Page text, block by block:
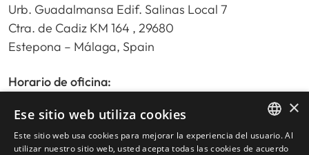
Urb. Guadalmansa Edif. Salinas Local 7
Ctra. de Cadiz KM 164 , 29680
Estepona – Málaga, Spain
Horario de oficina:
Sábados y festivos de 10:00am a 14:00pm
ENGLISH
×
Ese sitio web utiliza cookies
Este sitio web usa cookies para mejorar la experiencia del usuario. Al
utilizar nuestro sitio web, usted acepta todas las cookies de acuerdo